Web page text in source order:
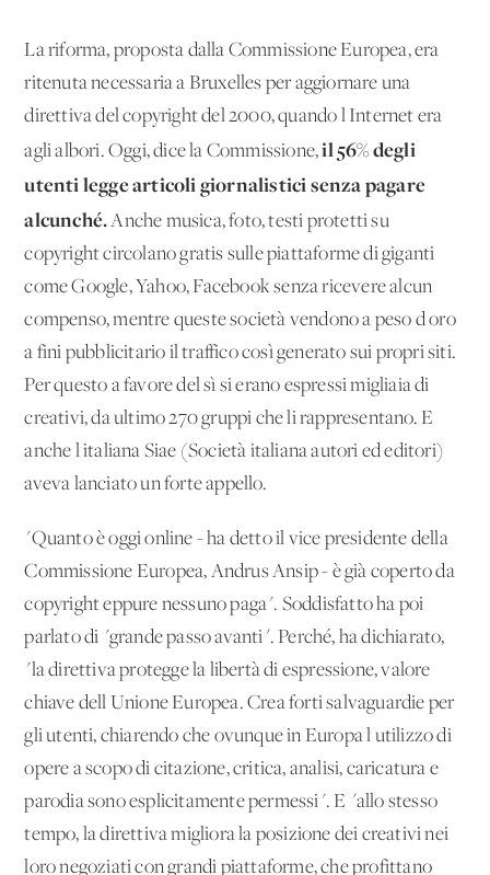
La riforma, proposta dalla Commissione Europea, era
ritenuta necessaria a Bruxelles per aggiornare una
direttiva del copyright del 2000, quando l'Internet era
agli albori. Oggi, dice la Commissione,il 56% degli
utenti legge articoli giornalistici senza pagare
alcunché.Anche musica, foto, testi protetti su
copyright circolano gratis sulle piattaforme di giganti
come Google, Yahoo, Facebook senza ricevere alcun
compenso, mentre queste società vendono a peso d'oro
a fini pubblicitario il traffico così generato sui propri siti.
Per questo a favore del sì si erano espressi migliaia di
creativi, da ultimo 270 gruppi che li rappresentano. E
anche l'italiana Siae (Società italiana autori ed editori)
aveva lanciato un forte appello.
"Quanto è oggi online - ha detto il vice presidente della
Commissione Europea, Andrus Ansip - è già coperto da
copyright eppure nessuno paga". Soddisfatto ha poi
parlato di "grande passo avanti". Perché, ha dichiarato,
"la direttiva protegge la libertà di espressione, valore
chiave dell'Unione Europea. Crea forti salvaguardie per
gli utenti, chiarendo che ovunque in Europa l'utilizzo di
opere a scopo di citazione, critica, analisi, caricatura e
parodia sono esplicitamente permessi". E "allo stesso
tempo, la direttiva migliora la posizione dei creativi nei
loro negoziati con grandi piattaforme, che profittano